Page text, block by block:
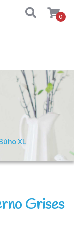
0
XL
Grises